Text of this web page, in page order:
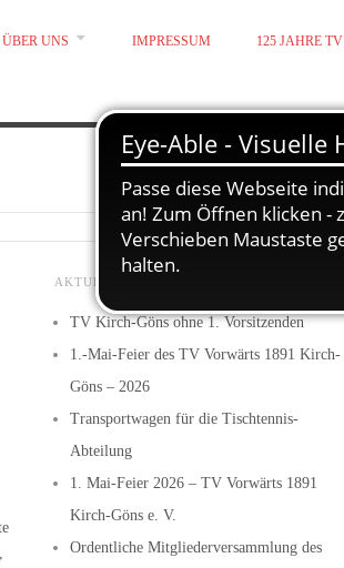
ÜBER UNS IMPRESSUM 125 JAHRE TV
AKTUELLE BEITRÄGE
TV Kirch-Göns ohne 1. Vorsitzenden
1.-Mai-Feier des TV Vorwärts 1891 Kirch-
Göns – 2026
Transportwagen für die Tischtennis-
Abteilung
1. Mai-Feier 2026 – TV Vorwärts 1891
Kirch-Göns e. V.
Ordentliche Mitgliederversammlung des